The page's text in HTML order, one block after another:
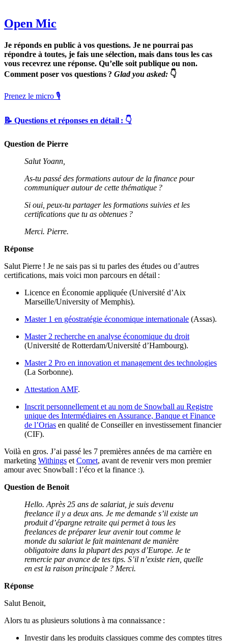
Open Mic
Je réponds en public à vos questions. Je ne pourrai pas
répondre à toutes, je fais une sélection, mais dans tous les cas
vous recevrez une réponse. Qu’elle soit publique ou non.
Comment poser vos questions ? Glad you asked: 👇
Prenez le micro 🎙
📝 Questions et réponses en détail : 👇
Question de Pierre
Salut Yoann,
As-tu passé des formations autour de la finance pour
communiquer autour de cette thématique ?
Si oui, peux-tu partager les formations suivies et les
certifications que tu as obtenues ?
Merci. Pierre.
Réponse
Salut Pierre ! Je ne sais pas si tu parles des études ou d’autres
certifications, mais voici mon parcours en détail :
Licence en Économie appliquée (Université d’Aix
Marseille/University of Memphis).
Master 1 en géostratégie économique internationale (Assas).
Master 2 recherche en analyse économique du droit
(Université de Rotterdam/Université d’Hambourg).
Master 2 Pro en innovation et management des technologies
(La Sorbonne).
Attestation AMF.
Inscrit personnellement et au nom de Snowball au Registre
unique des Intermédiaires en Assurance, Banque et Finance
de l’Orias en qualité de Conseiller en investissement financier
(CIF).
Voilà en gros. J’ai passé les 7 premières années de ma carrière en
marketing Withings et Comet, avant de revenir vers mon premier
amour avec Snowball : l’éco et la finance :).
Question de Benoit
Hello. Après 25 ans de salariat, je suis devenu
freelance il y a deux ans. Je me demande s’il existe un
produit d’épargne retraite qui permet à tous les
freelances de préparer leur avenir tout comme le
monde du salariat le fait maintenant de manière
obligatoire dans la plupart des pays d’Europe. Je te
remercie par avance de tes tips. S’il n’existe rien, quelle
en est la raison principale ? Merci.
Réponse
Salut Benoit,
Alors tu as plusieurs solutions à ma connaissance :
Investir dans les produits classiques comme des comptes titres